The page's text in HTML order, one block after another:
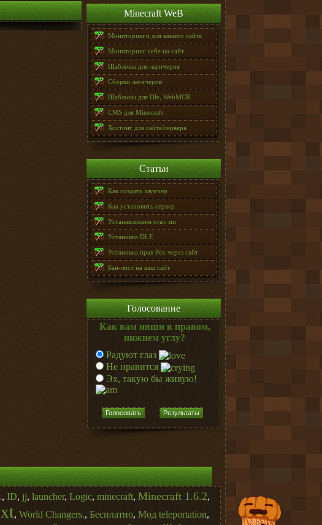
Minecraft WeB
Мониторинги для вашего сайта
Мониторинг себе на сайт
Шаблоны для лаунчеров
Сборки лаунчеров
Шаблоны для Dle, WebMCR
CMS для Minecraft
Хостинг для сайта/сервера
Статьи
Как создать лаунчер
Как установить сервер
Устанавливаем стат. ип
Установка DLE
Установка прав Pex через сайт
Бан-лист на ваш сайт
Голосование
Как вам няши в правом,
нижнем углу?
Радуют глаз
Не нравится
Эх, такую бы живую!
Голосовать Результаты
, ID, jj, launcher, Logic, minecraft, Minecraft 1.6.2,
, World Changers., Бесплатно, Мод teleportation,